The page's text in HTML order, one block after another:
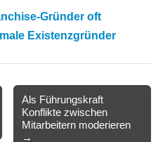
Gründer oft
Existenzgründer
Als Führungskraft
Konflikte zwischen
Mitarbeitern moderieren
→